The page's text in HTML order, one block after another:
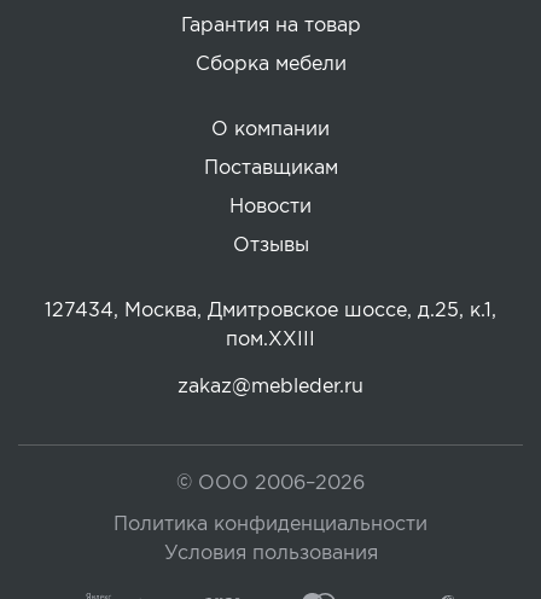
Гарантия на товар
Сборка мебели
О компании
Поставщикам
Новости
Отзывы
127434, Москва, Дмитровское шоссе, д.25, к.1,
пом.XXIII
zakaz@mebleder.ru
© ООО 2006–2026
Политика конфиденциальности
Условия пользования